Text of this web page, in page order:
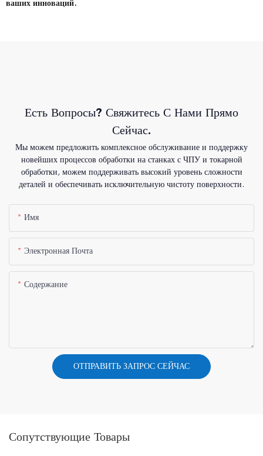
ваших инноваций.
Есть Вопросы? Свяжитесь С Нами Прямо
Сейчас.
Мы можем предложить комплексное обслуживание и поддержку
новейших процессов обработки на станках с ЧПУ и токарной
обработки, можем поддерживать высокий уровень сложности
деталей и обеспечивать исключительную чистоту поверхности.
Имя
Электронная Почта
Содержание
ОТПРАВИТЬ ЗАПРОС СЕЙЧАС
Сопутствующие Товары